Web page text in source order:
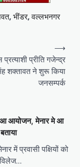
,भींडर,वल्लभनगर
प्रीति गजेन्द्र
शक्तावत ने शुरू किया
जनसम्पर्क
⟶
हुआ आयोजन, मेनार मे आ
में प्रवासी पक्षियों को